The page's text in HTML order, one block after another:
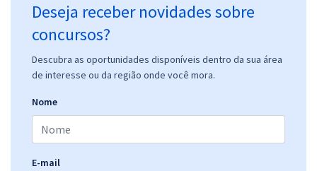
Deseja receber novidades sobre
concursos?
Descubra as oportunidades disponíveis dentro da sua área
de interesse ou da região onde você mora.
Nome
E-mail